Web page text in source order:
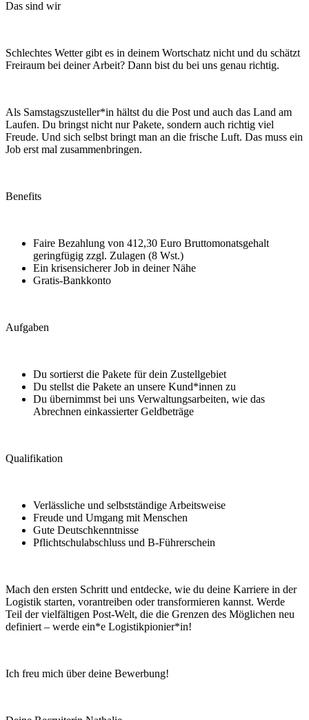
Das sind wir
Schlechtes Wetter gibt es in deinem Wortschatz nicht und du schätzt
Freiraum bei deiner Arbeit? Dann bist du bei uns genau richtig.
Als Samstagszusteller*in hältst du die Post und auch das Land am
Laufen. Du bringst nicht nur Pakete, sondern auch richtig viel
Freude. Und sich selbst bringt man an die frische Luft. Das muss ein
Job erst mal zusammenbringen.
Benefits
Faire Bezahlung von 412,30 Euro Bruttomonatsgehalt
geringfügig zzgl. Zulagen (8 Wst.)
Ein krisensicherer Job in deiner Nähe
Gratis-Bankkonto
Aufgaben
Du sortierst die Pakete für dein Zustellgebiet
Du stellst die Pakete an unsere Kund*innen zu
Du übernimmst bei uns Verwaltungsarbeiten, wie das
Abrechnen einkassierter Geldbeträge
Qualifikation
Verlässliche und selbstständige Arbeitsweise
Freude und Umgang mit Menschen
Gute Deutschkenntnisse
Pflichtschulabschluss und B-Führerschein
Mach den ersten Schritt und entdecke, wie du deine Karriere in der
Logistik starten, vorantreiben oder transformieren kannst. Werde
Teil der vielfältigen Post-Welt, die die Grenzen des Möglichen neu
definiert – werde ein*e Logistikpionier*in!
Ich freu mich über deine Bewerbung!